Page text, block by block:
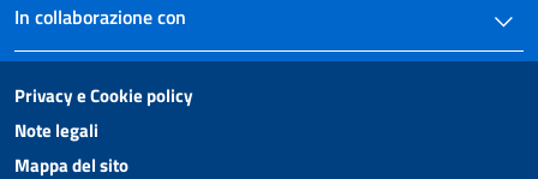
DISPOSIZIONI COMUNI AL PERSONALE DELLE SCUOLE IN LINGUA SLOVENA,
LADINE
49
50
In collaborazione con
Privacy e Cookie policy
Note legali
Mappa del sito